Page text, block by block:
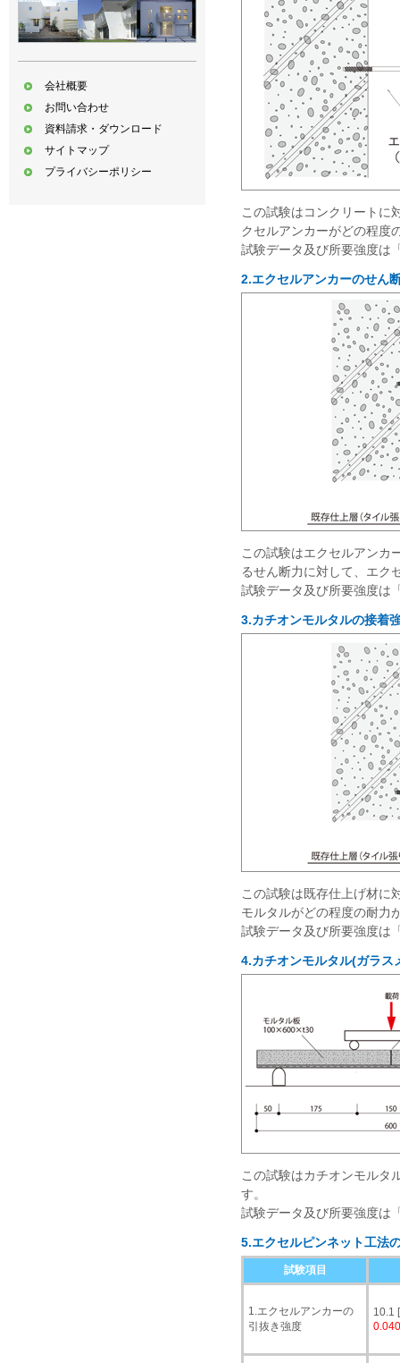
この試験はコンクリートに
クセルアンカーがどの程度
試験データ及び所要強度は
2.エクセルアンカーのせん
この試験はエクセルアンカ
るせん断力に対して、エク
試験データ及び所要強度は
3.カチオンモルタルの接着
この試験は既存仕上げ材に
モルタルがどの程度の耐力
試験データ及び所要強度は
4.カチオンモルタル(ガラス
この試験はカチオンモルタ
す。
試験データ及び所要強度は
5.エクセルピンネット工法
試験項目
1.エクセルアンカーの
引抜き強度
10.1
会社概要
お問い合わせ
資料請求・ダウンロード
サイトマップ
プライバシーポリシー